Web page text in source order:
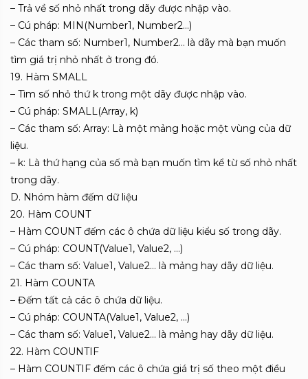
– Trả về số nhỏ nhất trong dãy được nhập vào.
– Cú pháp: MIN(Number1, Number2…)
– Các tham số: Number1, Number2… là dãy mà bạn muốn
tìm giá trị nhỏ nhất ở trong đó.
19. Hàm SMALL
– Tìm số nhỏ thứ k trong một dãy được nhập vào.
– Cú pháp: SMALL(Array, k)
– Các tham số: Array: Là một mảng hoặc một vùng của dữ
liệu.
– k: Là thứ hạng của số mà bạn muốn tìm kể từ số nhỏ nhất
trong dãy.
D. Nhóm hàm đếm dữ liệu
20. Hàm COUNT
– Hàm COUNT đếm các ô chứa dữ liệu kiểu số trong dãy.
– Cú pháp: COUNT(Value1, Value2, …)
– Các tham số: Value1, Value2… là mảng hay dãy dữ liệu.
21. Hàm COUNTA
– Đếm tất cả các ô chứa dữ liệu.
– Cú pháp: COUNTA(Value1, Value2, …)
– Các tham số: Value1, Value2… là mảng hay dãy dữ liệu.
22. Hàm COUNTIF
– Hàm COUNTIF đếm các ô chứa giá trị số theo một điều